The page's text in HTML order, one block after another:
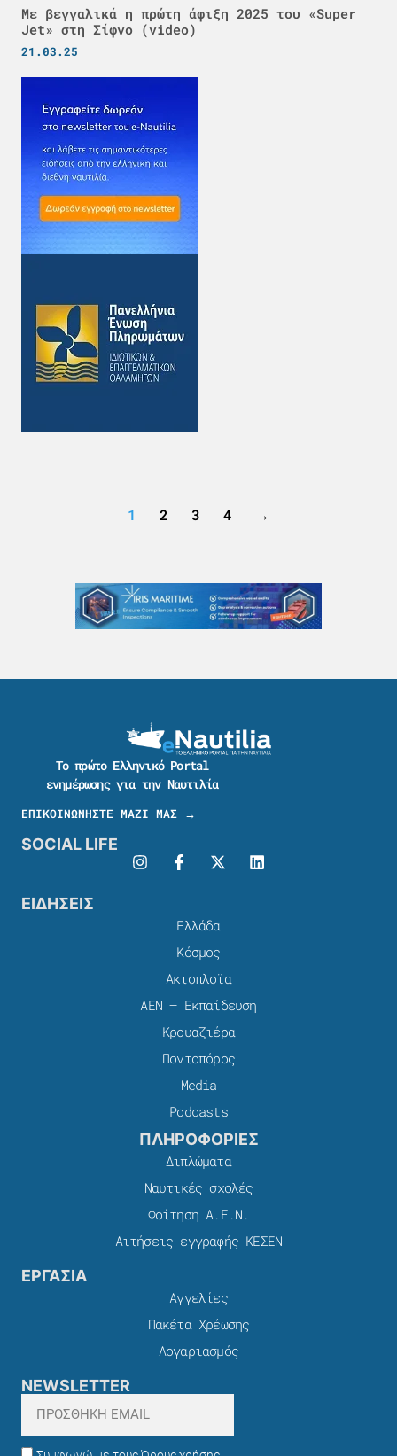
Με βεγγαλικά η πρώτη άφιξη 2025 του «Super
Jet» στη Σίφνο (video)
21.03.25
1 2 3 4 →
Το πρώτο Ελληνικό Portal
ενημέρωσης για την Ναυτιλία
ΕΠΙΚΟΙΝΩΝΗΣΤΕ ΜΑΖΙ ΜΑΣ →
SOCIAL LIFE
ΕΙΔΗΣΕΙΣ
Ελλάδα
Κόσμος
Ακτοπλοϊα
ΑΕΝ – Εκπαίδευση
Κρουαζιέρα
Ποντοπόρος
Media
Podcasts
ΠΛΗΡΟΦΟΡΙΕΣ
Διπλώματα
Ναυτικές σχολές
Φοίτηση Α.Ε.Ν.
Αιτήσεις εγγραφής ΚΕΣΕΝ
ΕΡΓΑΣΙΑ
Αγγελίες
Πακέτα Χρέωσης​
Λογαριασμός
NEWSLETTER